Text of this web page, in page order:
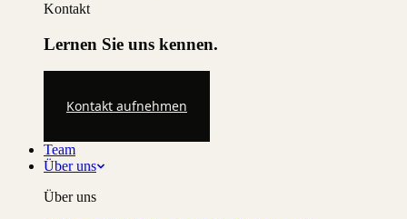
Kontakt
Lernen Sie uns kennen.
Kontakt aufnehmen
Team
Über uns
Über uns